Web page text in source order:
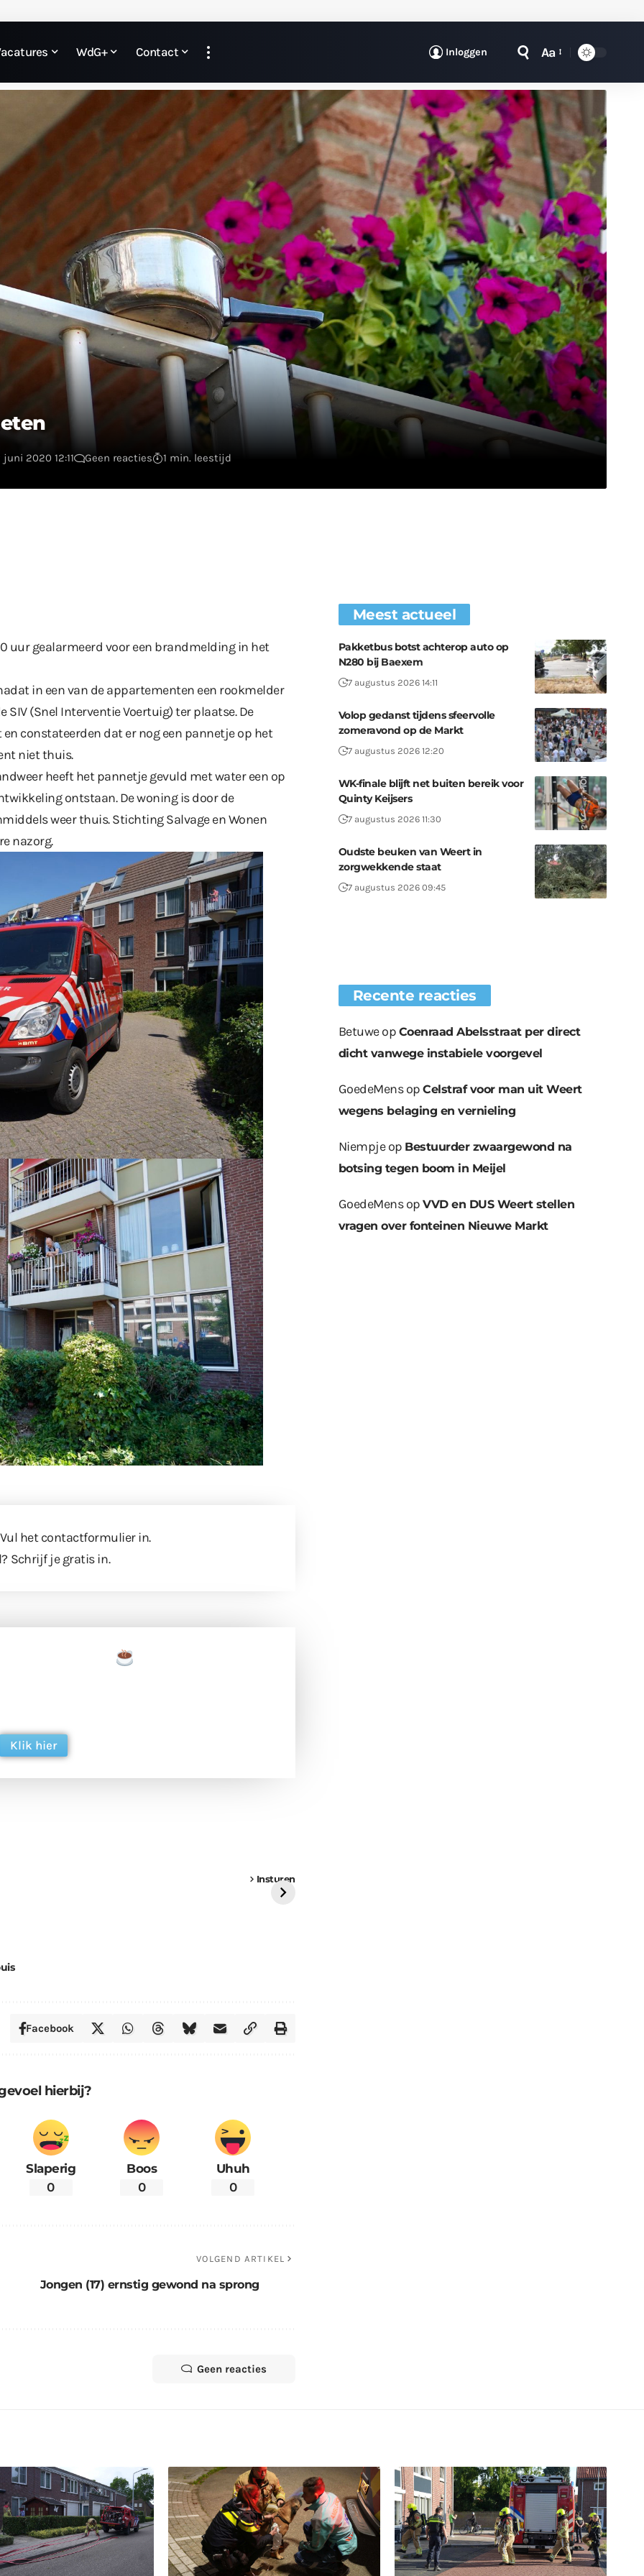
WdG+ Contact Inloggen Aa
2020 12:11 Geen reacties 1 min. leestijd
uur gealarmeerd voor een brandmelding in het
in een van de appartementen een rookmelder
(Snel Interventie Voertuig) ter plaatse. De
constateerden dat er nog een pannetje op het
niet thuis.
heeft het pannetje gevuld met water een op
ontstaan. De woning is door de
weer thuis. Stichting Salvage en Wonen
nazorg.
het contactformulierin.
Schrijf je gratis in.
Klik hier
Insturen
Facebook
hierbij?
Slaperig
0
Boos
0
Uhuh
0
VOLGEND ARTIKEL
Jongen (17) ernstig gewond na sprong
Geen reacties
Meest actueel
Pakketbus botst achterop auto op
N280 bij Baexem
7 augustus 2026 14:11
Volop gedanst tijdens sfeervolle
zomeravond op de Markt
7 augustus 2026 12:20
WK-finale blijft net buiten bereik voor
Quinty Keijsers
7 augustus 2026 11:30
Oudste beuken van Weert in
zorgwekkende staat
7 augustus 2026 09:45
Recente reacties
Betuweop Coenraad Abelsstraat per direct
dicht vanwege instabiele voorgevel
GoedeMensopCelstraf voor man uit Weert
wegens belaging en vernieling
Niempjeop Bestuurder zwaargewond na
botsing tegen boom in Meijel
GoedeMensopVVD en DUS Weert stellen
vragen over fonteinen Nieuwe Markt